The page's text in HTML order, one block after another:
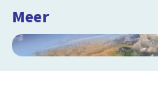
Meer